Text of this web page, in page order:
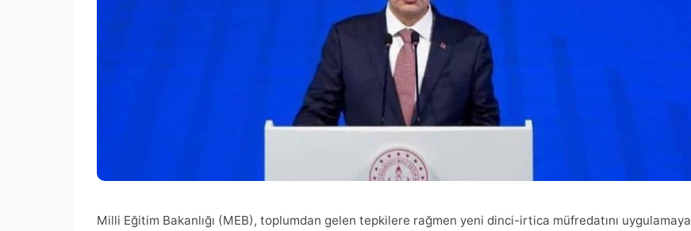
Milli Eğitim Bakanlığı (MEB), toplumdan gelen tepkilere rağmen yeni dinci-irtica müfredatını uygulamaya